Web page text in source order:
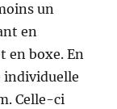
un
en
en boxe. En
individuelle
Celle-ci